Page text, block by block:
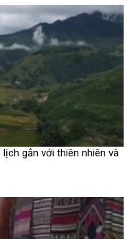
gắn với thiên nhiên và